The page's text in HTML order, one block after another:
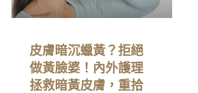
皮膚暗沉蠟黃？拒絕
做黃臉婆！內外護理
拯救暗黃皮膚，重拾